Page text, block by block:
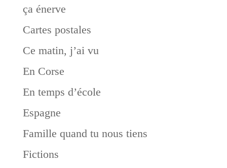
ça énerve
Cartes postales
Ce matin, j’ai vu
En Corse
En temps d’école
Espagne
Famille quand tu nous tiens
Fictions